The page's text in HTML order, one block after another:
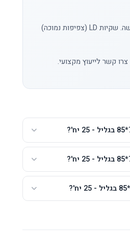
שקיות HD (צפיפות גבוהה) חזקות יותר לפסולת יבשה. שקיות LD (צפיפות נמוכה)
צרו קשרלייעוץ מקצועי.